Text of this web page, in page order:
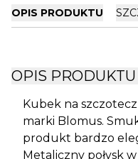
OPIS PRODUKTU
OPIS PRODUKTU
Kubek na
marki Blomus.
produkt bardzo
Metaliczny połysk